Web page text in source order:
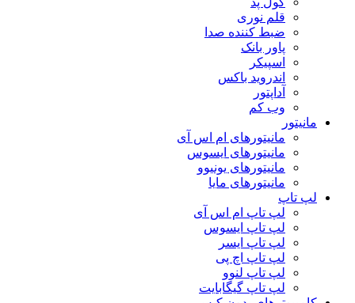
قلم نوری
ضبط کننده صدا
پاور بانک
اسپیکر
اندروید باکس
آداپتور
وب کم
مانیتور
مانیتورهای ام اس آی
مانیتورهای ایسوس
مانیتورهای یونیوو
مانیتورهای مایا
لپ تاپ
لپ تاپ ام اس آی
لپ تاپ ایسوس
لپ تاپ ایسر
لپ تاپ اچ پی
لپ تاپ لنوو
لپ تاپ گیگابایت